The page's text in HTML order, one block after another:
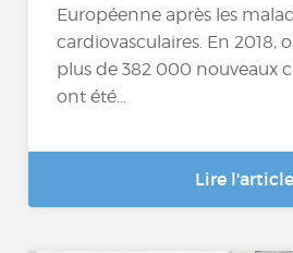
Européenne après les
cardiovasculaires. En 2018,
plus de 382 000 nouveaux
ont été...
Lire l'article